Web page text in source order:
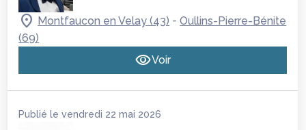
Montfaucon en Velay (43) -Oullins-Pierre-Bénite
(69)
Voir
Publié le vendredi 22 mai 2026